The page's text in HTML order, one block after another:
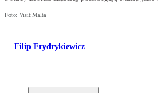
Foto: Visit Malta
Filip Frydrykiewicz